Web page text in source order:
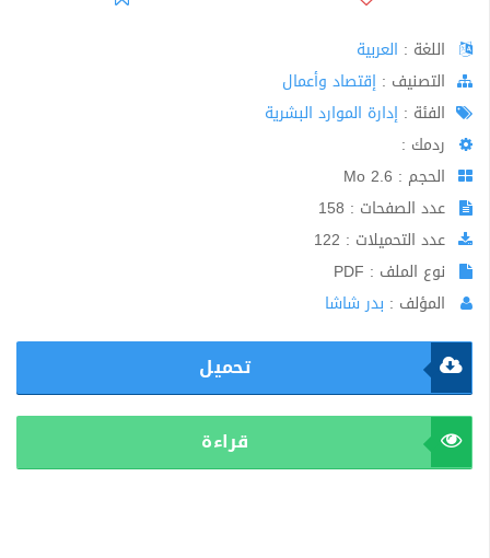
اللغة : العربية
اﻟﺘﺼﻨﻴﻒ : إقتصاد وأعمال
الفئة : إدارة الموارد البشرية
ردمك :
الحجم : 2.6 Mo
عدد الصفحات : 158
عدد التحميلات : 122
نوع الملف : PDF
المؤلف : بدر شاشا
تحميل
قراءة